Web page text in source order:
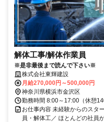
解体工事/解体作業員
※是非最後まで読んで下さい※
株式会社東輝建設
月給270,000円～500,000円
神奈川県横浜市金沢区
勤務時間 8:00～17:00（休憩
お仕事内容 未経験からのスタ
員・解体工／ ほとんどの社員